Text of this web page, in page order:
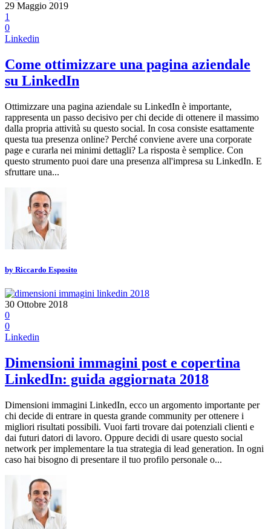
29 Maggio 2019
1
0
Linkedin
Come ottimizzare una pagina aziendale
su LinkedIn
Ottimizzare una pagina aziendale su LinkedIn è importante,
rappresenta un passo decisivo per chi decide di ottenere il massimo
dalla propria attività su questo social. In cosa consiste esattamente
questa tua presenza online? Perché conviene avere una corporate
page e curarla nei minimi dettagli? La risposta è semplice. Con
questo strumento puoi dare una presenza all'impresa su LinkedIn. E
sfruttare una...
by Riccardo Esposito
30 Ottobre 2018
0
0
Linkedin
Dimensioni immagini post e copertina
LinkedIn: guida aggiornata 2018
Dimensioni immagini LinkedIn, ecco un argomento importante per
chi decide di entrare in questa grande community per ottenere i
migliori risultati possibili. Vuoi farti trovare dai potenziali clienti e
dai futuri datori di lavoro. Oppure decidi di usare questo social
network per implementare la tua strategia di lead generation. In ogni
caso hai bisogno di presentare il tuo profilo personale o...